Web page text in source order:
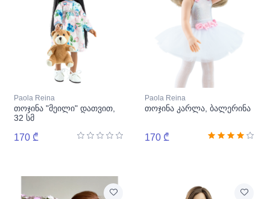
Paola Reina
თოჯინა "მეილი" დათვით,
32 სმ
170 ₾
Paola Reina
თოჯინა კარლა, ბალერინა
170 ₾